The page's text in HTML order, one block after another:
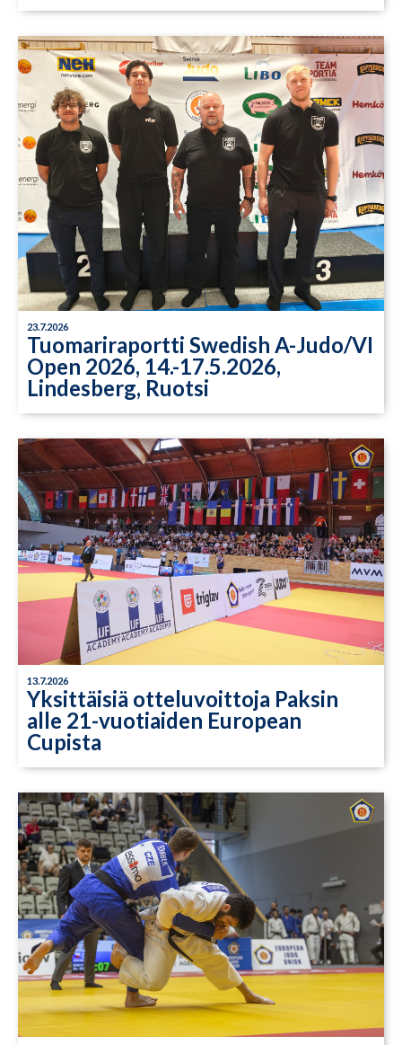
23.7.2026
Tuomariraportti Swedish A-Judo/VI
Open 2026, 14.-17.5.2026,
Lindesberg, Ruotsi
13.7.2026
Yksittäisiä otteluvoittoja Paksin
alle 21-vuotiaiden European
Cupista